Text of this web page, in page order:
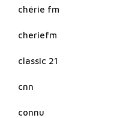
chérie fm
cheriefm
classic 21
cnn
connu